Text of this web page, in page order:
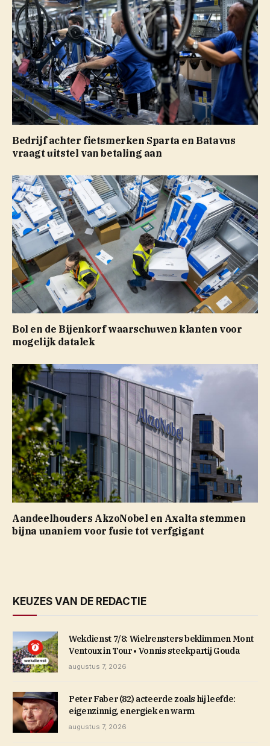
Bedrijf achter fietsmerken Sparta en Batavus
vraagt uitstel van betaling aan
Bol en de Bijenkorf waarschuwen klanten voor
mogelijk datalek
Aandeelhouders AkzoNobel en Axalta stemmen
bijna unaniem voor fusie tot verfgigant
KEUZES VAN DE REDACTIE
Wekdienst 7/8: Wielrensters beklimmen Mont
Ventoux in Tour • Vonnis steekpartij Gouda
augustus 7, 2026
Peter Faber (82) acteerde zoals hij leefde:
eigenzinnig, energiek en warm
augustus 7, 2026